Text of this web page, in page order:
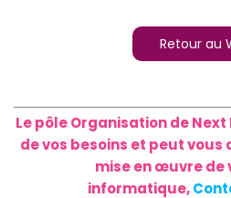
Retour au
Le pôle Organisation de
de vos besoins et peut
mise en œuvre de
informatique,